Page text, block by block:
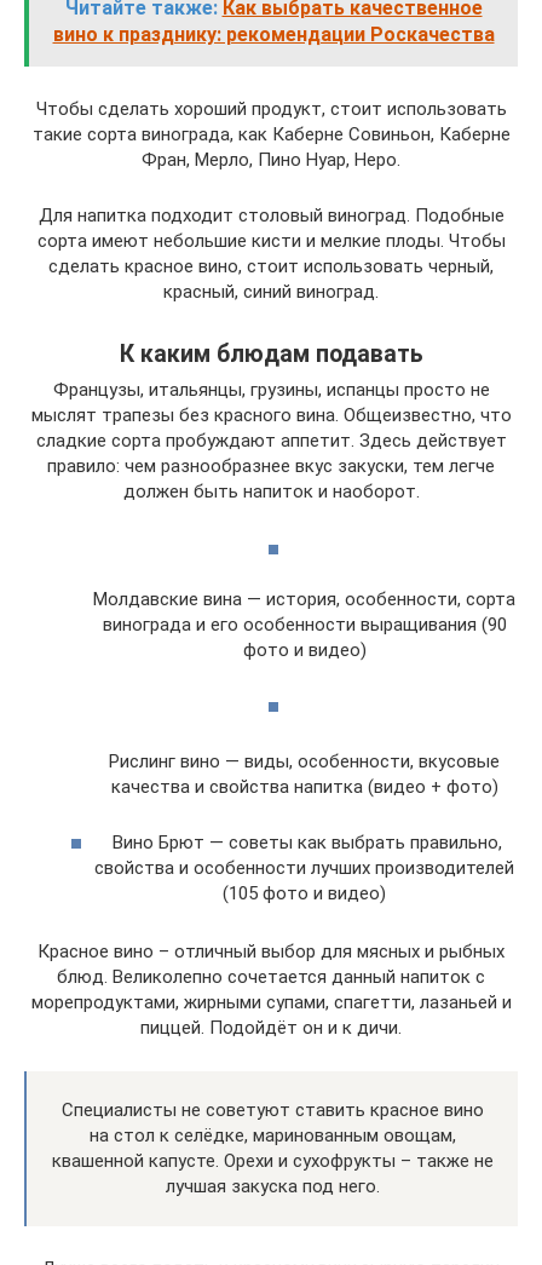
Читайте также: Как выбрать качественное
вино к празднику: рекомендации Роскачества
Чтобы сделать хороший продукт, стоит использовать
такие сорта винограда, как Каберне Совиньон, Каберне
Фран, Мерло, Пино Нуар, Неро.
Для напитка подходит столовый виноград. Подобные
сорта имеют небольшие кисти и мелкие плоды. Чтобы
сделать красное вино, стоит использовать черный,
красный, синий виноград.
К каким блюдам подавать
Французы, итальянцы, грузины, испанцы просто не
мыслят трапезы без красного вина. Общеизвестно, что
сладкие сорта пробуждают аппетит. Здесь действует
правило: чем разнообразнее вкус закуски, тем легче
должен быть напиток и наоборот.
Молдавские вина — история, особенности, сорта
винограда и его особенности выращивания (90
фото и видео)
Рислинг вино — виды, особенности, вкусовые
качества и свойства напитка (видео + фото)
Вино Брют — советы как выбрать правильно,
свойства и особенности лучших производителей
(105 фото и видео)
Красное вино – отличный выбор для мясных и рыбных
блюд. Великолепно сочетается данный напиток с
морепродуктами, жирными супами, спагетти, лазаньей и
пиццей. Подойдёт он и к дичи.
Специалисты не советуют ставить красное вино
на стол к селёдке, маринованным овощам,
квашенной капусте. Орехи и сухофрукты – также не
лучшая закуска под него.